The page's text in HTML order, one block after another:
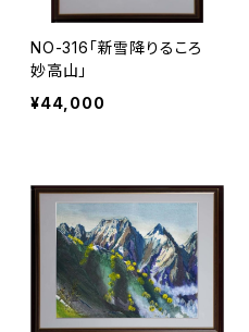
NO-316「新雪降りるころ
妙高山」
¥44,000